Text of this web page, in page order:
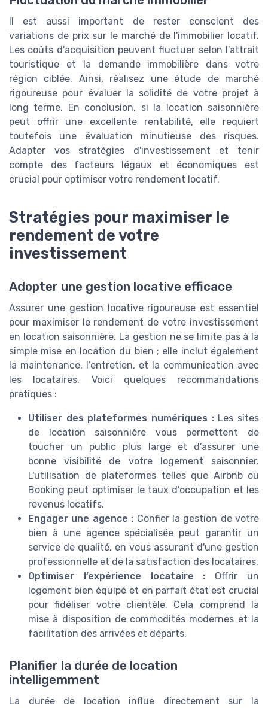
Il est aussi important de rester conscient des
variations de prix sur le marché de l'immobilier locatif.
Les coûts d'acquisition peuvent fluctuer selon l'attrait
touristique et la demande immobilière dans votre
région ciblée. Ainsi, réalisez une étude de marché
rigoureuse pour évaluer la solidité de votre projet à
long terme. En conclusion, si la location saisonnière
peut offrir une excellente rentabilité, elle requiert
toutefois une évaluation minutieuse des risques.
Adapter vos stratégies d'investissement et tenir
compte des facteurs légaux et économiques est
crucial pour optimiser votre rendement locatif.
Stratégies pour maximiser le
rendement de votre
investissement
Adopter une gestion locative efficace
Assurer une gestion locative rigoureuse est essentiel
pour maximiser le rendement de votre investissement
en location saisonnière. La gestion ne se limite pas à la
simple mise en location du bien ; elle inclut également
la maintenance, l’entretien, et la communication avec
les locataires. Voici quelques recommandations
pratiques :
Utiliser des plateformes numériques :Les sites
de location saisonnière vous permettent de
toucher un public plus large et d’assurer une
bonne visibilité de votre logement saisonnier.
L'utilisation de plateformes telles que Airbnb ou
Booking peut optimiser le taux d'occupation et les
revenus locatifs.
Engager une agence : Confier la gestion de votre
bien à une agence spécialisée peut garantir un
service de qualité, en vous assurant d'une gestion
professionnelle et de la satisfaction des locataires.
Optimiser l’expérience locataire : Offrir un
logement bien équipé et en parfait état est crucial
pour fidéliser votre clientèle. Cela comprend la
mise à disposition de commodités modernes et la
facilitation des arrivées et départs.
Planifier la durée de location
intelligemment
La durée de location influe directement sur la